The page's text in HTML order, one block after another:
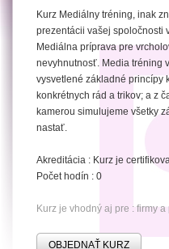
Kurz Mediálny tréning, inak
prezentácii vašej spoločnosti
Mediálna príprava pre
nevyhnutnosť. Media tréning
vysvetlené základné princípy
konkrétnych rád a trikov; a z
kamerou simulujeme všetky
nastať.
Akreditácia : Kurz je
Počet hodín : 0
Kurz je vhodný aj pre : firmy
OBJEDNAŤ KURZ